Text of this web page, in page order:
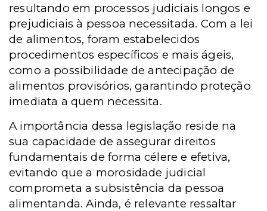
resultando em processos judiciais longos e
prejudiciais à pessoa necessitada. Com a lei
de alimentos, foram estabelecidos
procedimentos específicos e mais ágeis,
como a possibilidade de antecipação de
alimentos provisórios, garantindo proteção
imediata a quem necessita.
A importância dessa legislação reside na
sua capacidade de assegurar direitos
fundamentais de forma célere e efetiva,
evitando que a morosidade judicial
comprometa a subsistência da pessoa
alimentanda. Ainda, é relevante ressaltar